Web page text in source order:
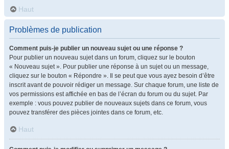
Haut
Problèmes de publication
Comment puis-je publier un nouveau sujet ou une réponse ?
Pour publier un nouveau sujet dans un forum, cliquez sur le bouton
« Nouveau sujet ». Pour publier une réponse à un sujet ou un message,
cliquez sur le bouton « Répondre ». Il se peut que vous ayez besoin d’être
inscrit avant de pouvoir rédiger un message. Sur chaque forum, une liste de
vos permissions est affichée en bas de l’écran du forum ou du sujet. Par
exemple : vous pouvez publier de nouveaux sujets dans ce forum, vous
pouvez transférer des pièces jointes dans ce forum, etc.
Haut